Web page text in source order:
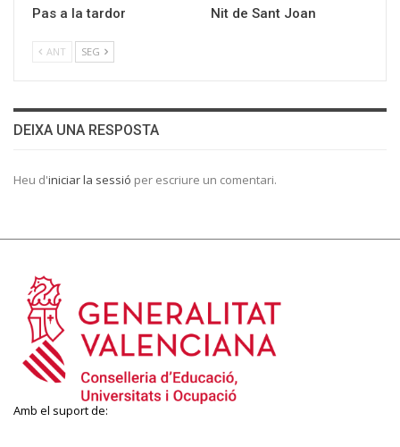
Pas a la tardor Nit de Sant Joan
ANT SEG
DEIXA UNA RESPOSTA
Heu d'iniciar la sessió per escriure un comentari.
Amb el suport de: